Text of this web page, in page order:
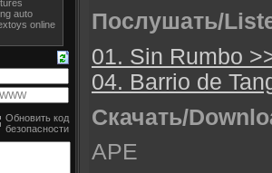
Послушать/
01. Sin Rumbo
04. Barrio de
Скачать/
APE